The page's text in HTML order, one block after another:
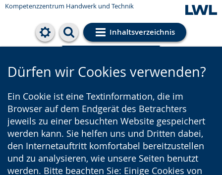
Kompetenzzentrum Handwerk und Technik
Inhaltsverzeichnis
Cookie-Einstellungen
Dürfen wir Cookies verwenden?
Ein Cookie ist eine Textinformation, die im
Browser auf dem Endgerät des Betrachters
jeweils zu einer besuchten Website gespeichert
werden kann. Sie helfen uns und Dritten dabei,
den Internetauftritt komfortabel bereitzustellen
und zu analysieren, wie unsere Seiten benutzt
werden. Bitte beachten Sie: Einige Cookies von